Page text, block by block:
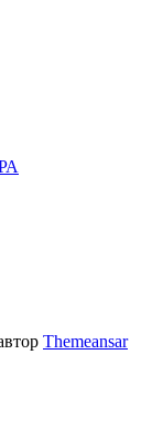
Themeansar